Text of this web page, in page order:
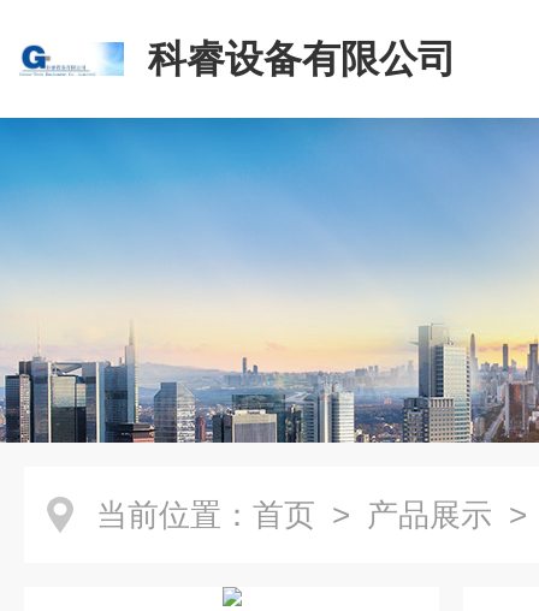
科睿设备有限公司
当前位置： 首页 > 产品展示